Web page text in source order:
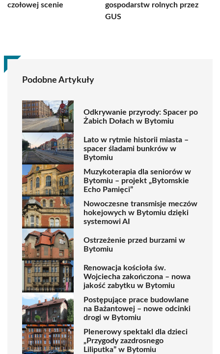
czołowej scenie
gospodarstw rolnych przez
GUS
Podobne Artykuły
Odkrywanie przyrody: Spacer po
Żabich Dołach w Bytomiu
Lato w rytmie historii miasta –
spacer śladami bunkrów w
Bytomiu
Muzykoterapia dla seniorów w
Bytomiu – projekt „Bytomskie
Echo Pamięci”
Nowoczesne transmisje meczów
hokejowych w Bytomiu dzięki
systemowi AI
Ostrzeżenie przed burzami w
Bytomiu
Renowacja kościoła św.
Wojciecha zakończona – nowa
jakość zabytku w Bytomiu
Postępujące prace budowlane
na Bażantowej – nowe odcinki
drogi w Bytomiu
Plenerowy spektakl dla dzieci
„Przygody zazdrosnego
Liliputka” w Bytomiu